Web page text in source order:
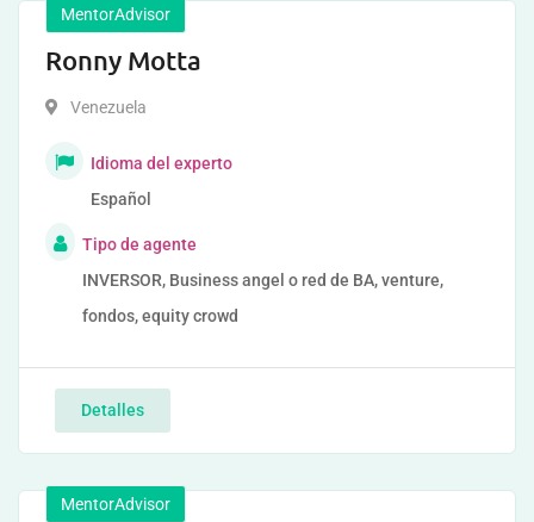
MentorAdvisor
Ronny Motta
Venezuela
Idioma del experto
Español
Tipo de agente
INVERSOR, Business angel o red de BA, venture,
fondos, equity crowd
Detalles
MentorAdvisor